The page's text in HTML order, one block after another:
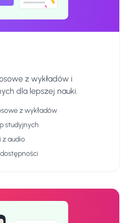
z wykładów i
dla lepszej nauki.
z wykładów
studyjnych
z audio